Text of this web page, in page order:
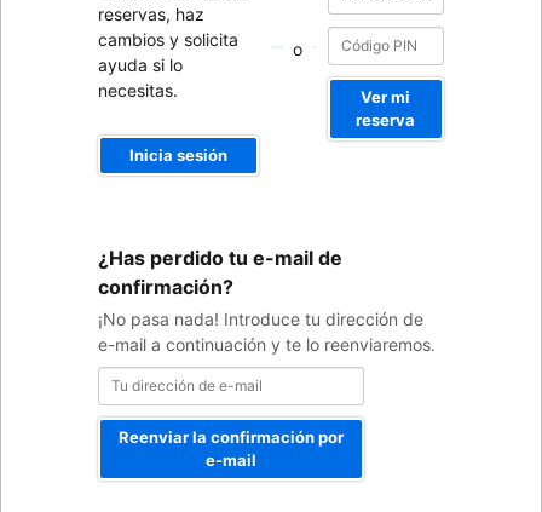
reservas, haz
cambios y solicita
ayuda si lo
necesitas.
Inicia sesión
o
de
confirmación
confirmación
Ver mi
reserva
¿Has perdido tu e-mail de
confirmación?
¡No pasa nada! Introduce tu dirección de
e-mail a continuación y te lo reenviaremos.
dirección
Reenviar la confirmación por
e-mail